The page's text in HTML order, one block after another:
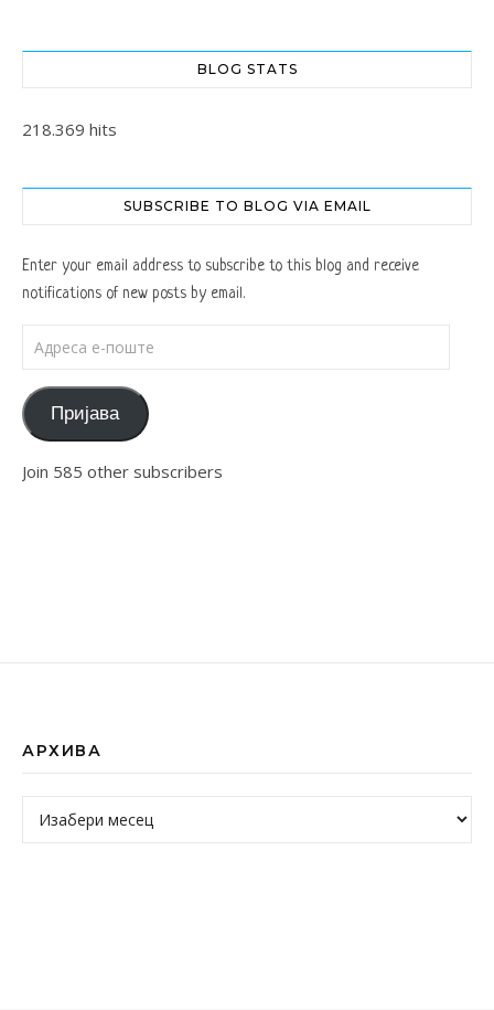
BLOG STATS
218.369 hits
SUBSCRIBE TO BLOG VIA EMAIL
Enter your email address to subscribe to this blog and receive
notifications of new posts by email.
Пријава
Join 585 other subscribers
АРХИВА
Архива